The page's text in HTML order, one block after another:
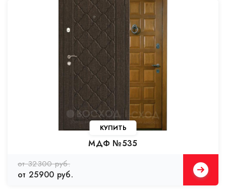
КУПИТЬ
МДФ №535
от 32300 руб.
от 25900 руб.